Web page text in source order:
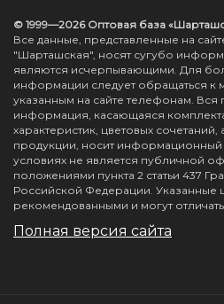
© 1999—2026 Оптовая база
Все данные, представленные на
"Шарташская", носят сугубо
являются исчерпывающими. Для
информации следует обращаться к
указанным на сайте телефонам. Вся
информация, касающаяся
характеристик, цветовых сочетаний,
продукции, носит информационный
условиях не является публичной
положениями пункта 2 статьи 437
Российской Федерации. Указанные
рекомендованными и могут
Полная версия сайта